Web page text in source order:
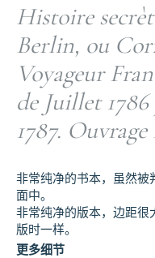
Histoire
Berlin, ou
Voyageur
de Juillet 1786
1787.
非常纯净的书本，虽然被
面中。
非常纯净的版本，边距很
版时一样。
更多细节